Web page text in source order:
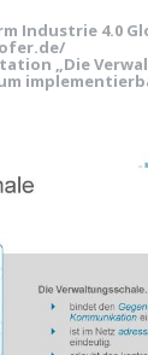
Industrie 4.0
„Die